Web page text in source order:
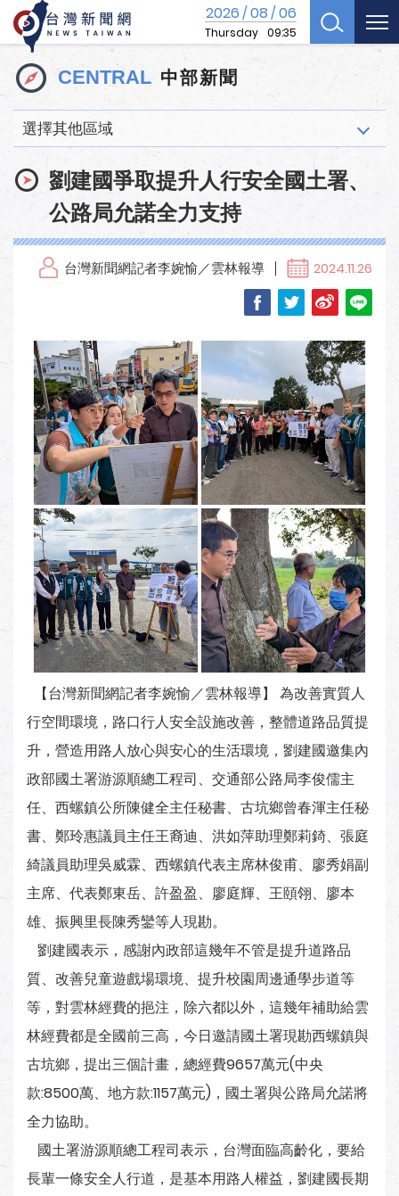
2026/08/06
Thursday 09:35
CENTRAL 中部新聞
選擇其他區域
劉建國爭取提升人行安全國土署、
公路局允諾全力支持
台灣新聞網記者李婉愉／雲林報導 2024.11.26
【台灣新聞網記者李婉愉／雲林報導】 為改善實質人
行空間環境，路口行人安全設施改善，整體道路品質提
升，營造用路人放心與安心的生活環境，劉建國邀集內
政部國土署游源順總工程司、交通部公路局李俊儒主
任、西螺鎮公所陳健全主任秘書、古坑鄉曾春渾主任秘
書、鄭玲惠議員主任王裔迪、洪如萍助理鄭莉錡、張庭
綺議員助理吳威霖、西螺鎮代表主席林俊甫、廖秀娟副
主席、代表鄭東岳、許盈盈、廖庭輝、王頤翎、廖本
雄、振興里長陳秀鑾等人現勘。
劉建國表示，感謝內政部這幾年不管是提升道路品
質、改善兒童遊戲場環境、提升校園周邊通學步道等
等，對雲林經費的挹注，除六都以外，這幾年補助給雲
林經費都是全國前三高，今日邀請國土署現勘西螺鎮與
古坑鄉，提出三個計畫，總經費9657萬元(中央
款:8500萬、地方款:1157萬元)，國土署與公路局允諾將
全力協助。
國土署游源順總工程司表示，台灣面臨高齡化，要給
長輩一條安全人行道，是基本用路人權益，劉建國長期